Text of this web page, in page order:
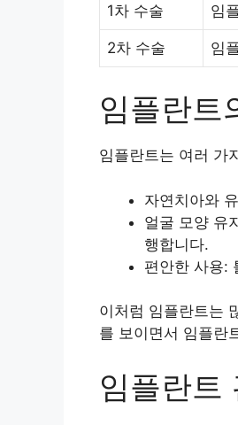
1차 수술 임
2차 수술 임
임플란트
임플란트는 여러 가
자연치아와
얼굴 모양 유
행합니다.
편안한 사용:
이처럼 임플란트는
를 보이면서 임플란
임플란트